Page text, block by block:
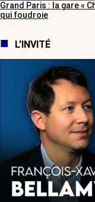
Grand Paris : la gare «
qui foudroie
L'INVITÉ